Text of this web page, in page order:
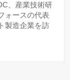
、産業技術研
ォースの代表
製造企業を訪